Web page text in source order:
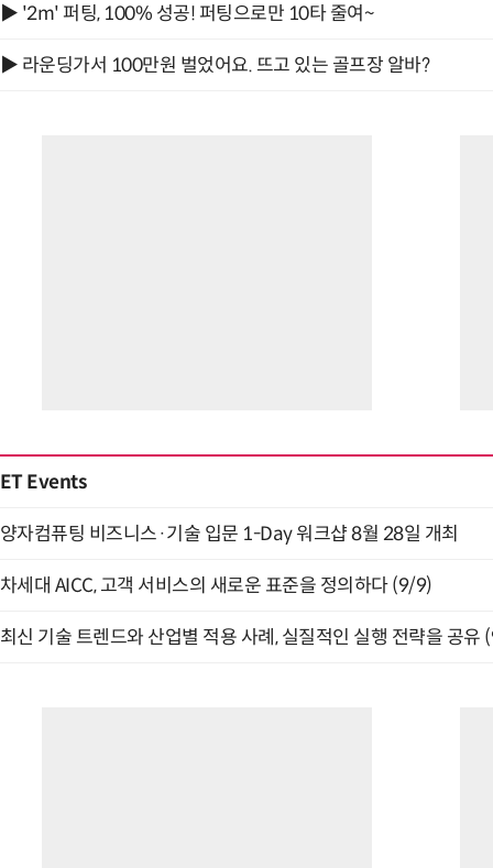
▶ '2m' 퍼팅, 100% 성공! 퍼팅으로만 10타 줄여~
▶ 라운딩가서 100만원 벌었어요. 뜨고 있는 골프장 알바?
ET Events
양자컴퓨팅 비즈니스·기술 입문 1-Day 워크샵 8월 28일 개최
차세대 AICC, 고객 서비스의 새로운 표준을 정의하다 (9/9)
최신 기술 트렌드와 산업별 적용 사례, 실질적인 실행 전략을 공유